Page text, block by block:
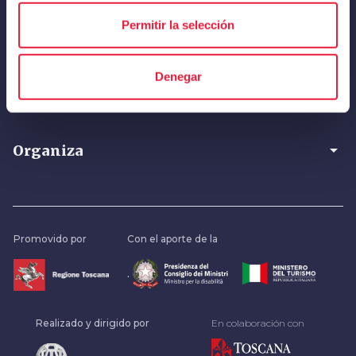
Permitir la selección
Denegar
Inspírate arrow_drop_down
Descubre arrow_drop_down
Organiza arrow_drop_down
Promovido por Con el aporte de la
.
Realizado y dirigido por En colaboración con